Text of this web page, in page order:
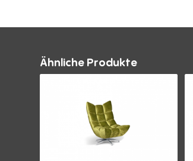
Ähnliche Produkte